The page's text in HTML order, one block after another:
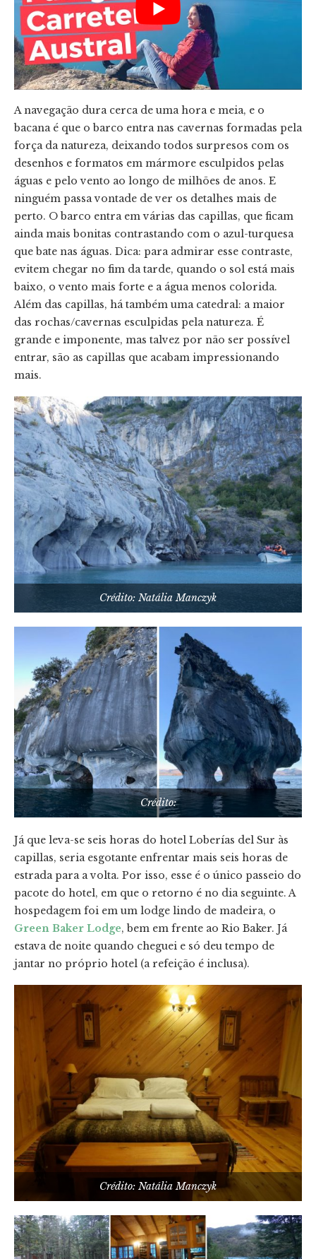
A navegação dura cerca de uma hora e meia, e o
bacana é que o barco entra nas cavernas formadas pela
força da natureza, deixando todos surpresos com os
desenhos e formatos em mármore esculpidos pelas
águas e pelo vento ao longo de milhões de anos. E
ninguém passa vontade de ver os detalhes mais de
perto. O barco entra em várias das capillas, que ficam
ainda mais bonitas contrastando com o azul-turquesa
que bate nas águas. Dica: para admirar esse contraste,
evitem chegar no fim da tarde, quando o sol está mais
baixo, o vento mais forte e a água menos colorida.
Além das capillas, há também uma catedral: a maior
das rochas/cavernas esculpidas pela natureza. É
grande e imponente, mas talvez por não ser possível
entrar, são as capillas que acabam impressionando
mais.
Crédito: Natália Manczyk
Crédito:
Já que leva-se seis horas do hotel Loberías del Sur às
capillas, seria esgotante enfrentar mais seis horas de
estrada para a volta. Por isso, esse é o único passeio do
pacote do hotel, em que o retorno é no dia seguinte. A
hospedagem foi em um lodge lindo de madeira, o
Green Baker Lodge, bem em frente ao Rio Baker. Já
estava de noite quando cheguei e só deu tempo de
jantar no próprio hotel (a refeição é inclusa).
Crédito: Natália Manczyk